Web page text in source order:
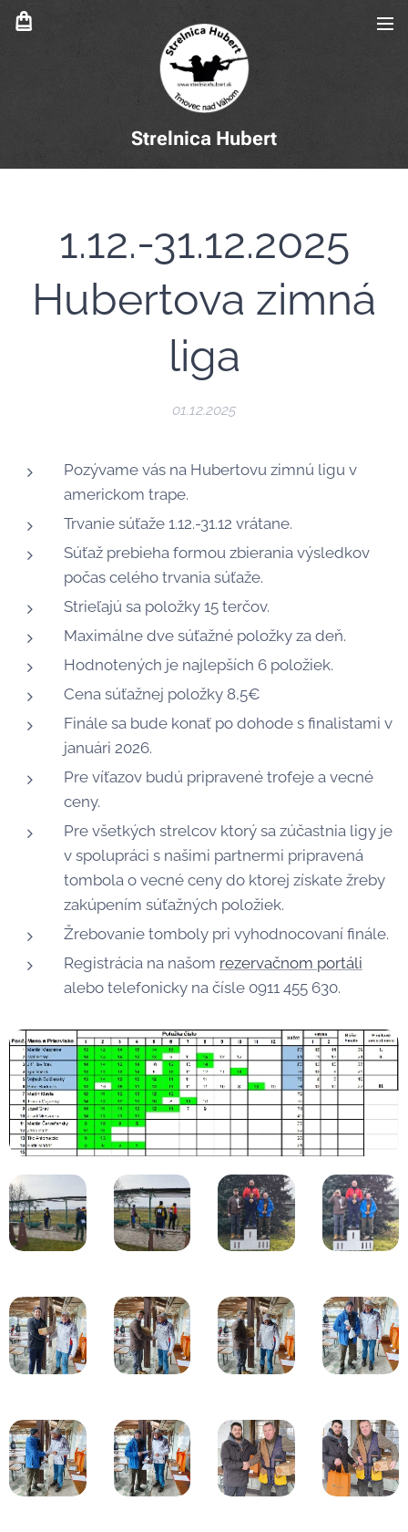
Strelnica Hubert
1.12.-31.12.2025
Hubertova zimná
liga
01.12.2025
Pozývame vás na Hubertovu zimnú ligu v
americkom trape.
Trvanie súťaže 1.12.-31.12 vrátane.
Súťaž prebieha formou zbierania výsledkov
počas celého trvania súťaže.
Strieľajú sa položky 15 terčov.
Maximálne dve súťažné položky za deň.
Hodnotených je najlepších 6 položiek.
Cena súťažnej položky 8,5€
Finále sa bude konať po dohode s finalistami v
januári 2026.
Pre víťazov budú pripravené trofeje a vecné
ceny.
Pre všetkých strelcov ktorý sa zúčastnia ligy je
v spolupráci s našimi partnermi pripravená
tombola o vecné ceny do ktorej získate žreby
zakúpením súťažných položiek.
Žrebovanie tomboly pri vyhodnocovaní finále.
Registrácia na našom rezervačnom portáli
alebo telefonicky na čísle 0911 455 630.